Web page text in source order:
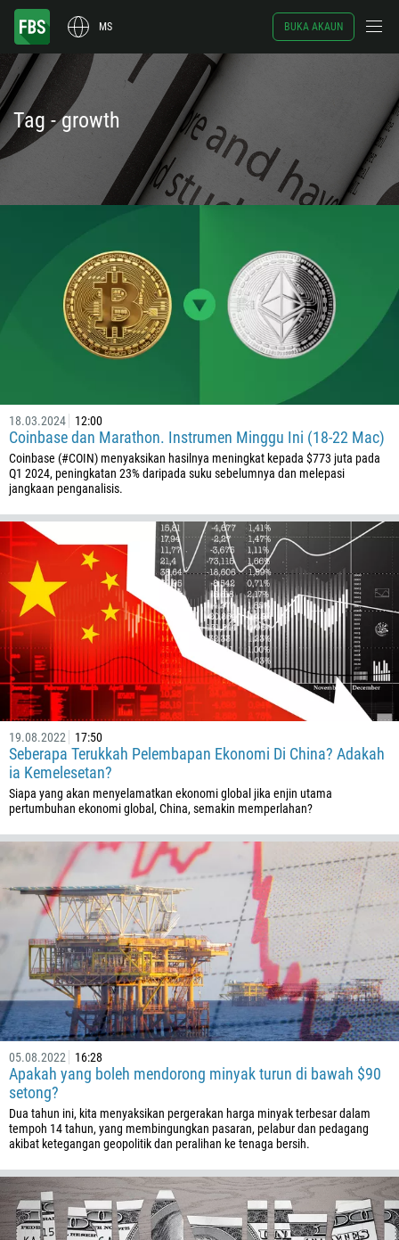
MS BUKA AKAUN
Tag - growth
18.03.2024 12:00
Coinbase dan Marathon. Instrumen Minggu Ini (18-22 Mac)
Coinbase (#COIN) menyaksikan hasilnya meningkat kepada $773 juta pada
Q1 2024, peningkatan 23% daripada suku sebelumnya dan melepasi
jangkaan penganalisis.
19.08.2022 17:50
Seberapa Terukkah Pelembapan Ekonomi Di China? Adakah
ia Kemelesetan?
Siapa yang akan menyelamatkan ekonomi global jika enjin utama
pertumbuhan ekonomi global, China, semakin memperlahan?
05.08.2022 16:28
Apakah yang boleh mendorong minyak turun di bawah $90
setong?
Dua tahun ini, kita menyaksikan pergerakan harga minyak terbesar dalam
tempoh 14 tahun, yang membingungkan pasaran, pelabur dan pedagang
akibat ketegangan geopolitik dan peralihan ke tenaga bersih.
Callback
Nombor telefon
1
93
355
213
1684
376
Jadual panggilan
00:00 — 23:00
Masukkan emel anda